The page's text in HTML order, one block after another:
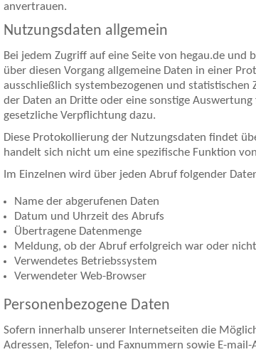
anvertrauen.
Nutzungsdaten allgemein
Bei jedem Zugriff auf eine Seite von hegau.de
über diesen Vorgang allgemeine Daten in einer
ausschließlich systembezogenen und
der Daten an Dritte oder eine sonstige
gesetzliche Verpflichtung dazu.
Diese Protokollierung der Nutzungsdaten findet
handelt sich nicht um eine spezifische Funktion
Im Einzelnen wird über jeden Abruf folgender
Name der abgerufenen Daten
Datum und Uhrzeit des Abrufs
Übertragene Datenmenge
Meldung, ob der Abruf erfolgreich war oder nicht
Verwendetes Betriebssystem
Verwendeter Web-Browser
Personenbezogene Daten
Sofern innerhalb unserer Internetseiten die
Adressen, Telefon- und Faxnummern sowie E-